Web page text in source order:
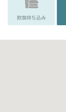
飲食持ち込み